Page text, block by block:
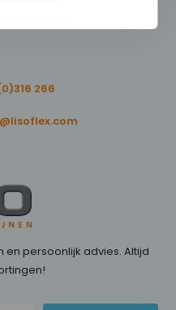
266
persoonlijk advies. Altijd